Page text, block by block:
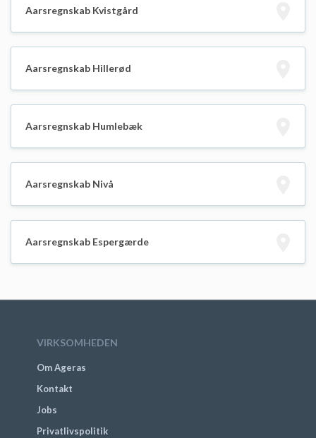
Aarsregnskab Kvistgård
Aarsregnskab Hillerød
Aarsregnskab Humlebæk
Aarsregnskab Nivå
Aarsregnskab Espergærde
VIRKSOMHEDEN
Om Ageras
Kontakt
Jobs
Privatlivspolitik